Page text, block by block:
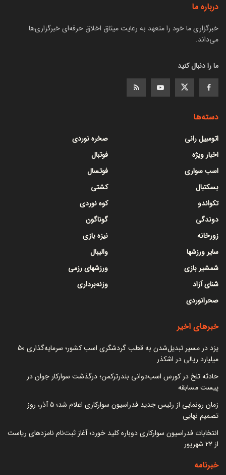
درباره ما
خبرگزاری ما خود را متعهد به رعایت میثاق اخلاق حرفه‌ای خبرگزاری‌ها
می‌داند.
ما را دنبال کنید
دسته‌ها
اتومبیل رانی
اخبار ویژه
اسب سواری
بسکتبال
تکواندو
دوندگی
زورخانه
سایر ورزشها
شمشیر بازی
شنای آزاد
صحرانوردی
صخره نوردی
فوتبال
فوتسال
کشتی
کوه نوردی
گوناگون
نیزه بازی
والیبال
ورزشهای رزمی
وزنه‌برداری
خبرهای اخیر
یزد در مسیر تبدیل‌شدن به قطب گردشگری اسب کشور؛ سرمایه‌گذاری ۵۰
میلیارد ریالی در اشکذر
حادثه تلخ در کورس اسب‌دوانی بندرترکمن؛ درگذشت سوارکار جوان در
پیست مسابقه
زمان رونمایی از رئیس جدید فدراسیون سوارکاری اعلام شد؛ ۵ آذر، روز
تصمیم نهایی
انتخابات فدراسیون سوارکاری دوباره کلید خورد؛ آغاز ثبت‌نام نامزدهای ریاست
از ۲۲ شهریور
خبرنامه